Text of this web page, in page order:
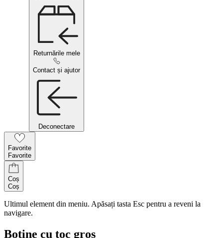
Returnările mele
Contact și ajutor
Deconectare
Favorite
Favorite
Coș
Coș
Ultimul element din meniu. Apăsați tasta Esc pentru a reveni la
navigare.
Botine cu toc gros